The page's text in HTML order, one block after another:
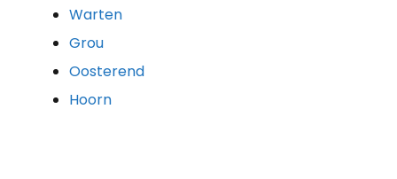
Warten
Grou
Oosterend
Hoorn